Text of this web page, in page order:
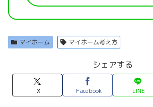
マイホーム マイホーム考え方
シェアする
X Facebook LINE